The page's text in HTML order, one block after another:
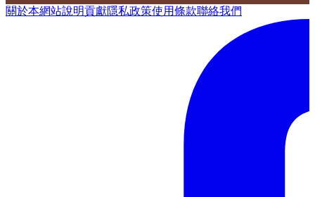
關於本網站說明貢獻隱私政策使用條款聯絡我們